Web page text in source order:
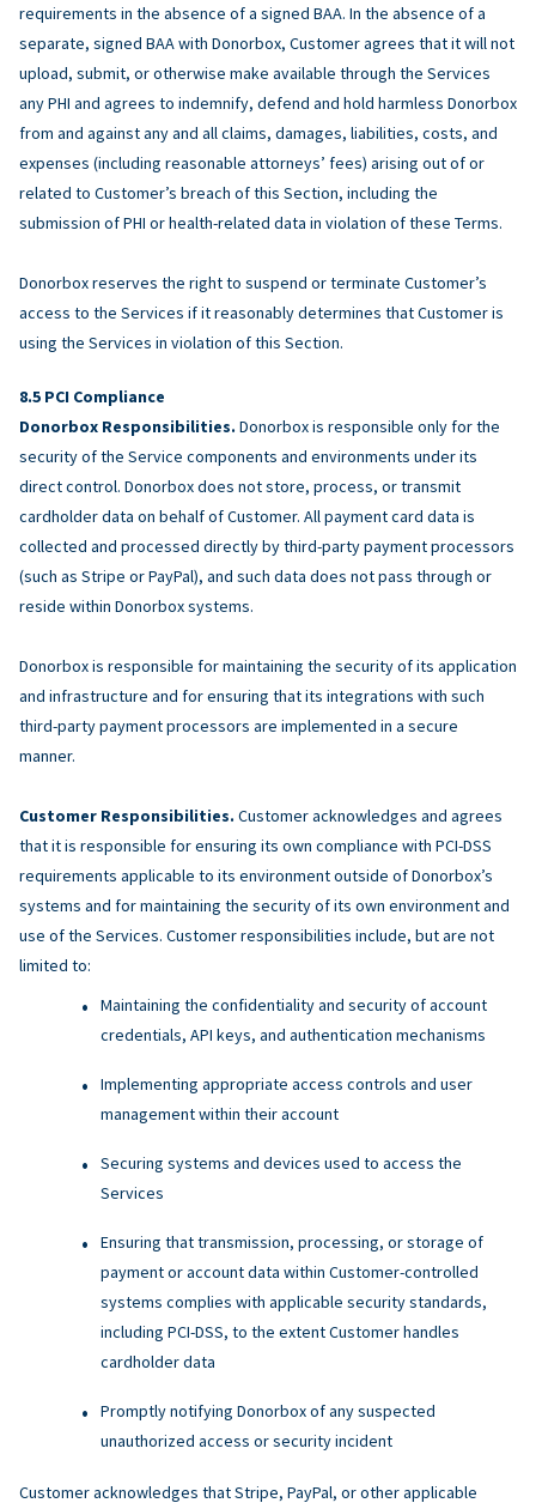
requirements in the absence of a signed BAA. In the absence of a
separate, signed BAA with Donorbox, Customer agrees that it will not
upload, submit, or otherwise make available through the Services
any PHI and agrees to indemnify, defend and hold harmless Donorbox
from and against any and all claims, damages, liabilities, costs, and
expenses (including reasonable attorneys’ fees) arising out of or
related to Customer’s breach of this Section, including the
submission of PHI or health-related data in violation of these Terms.
Donorbox reserves the right to suspend or terminate Customer’s
access to the Services if it reasonably determines that Customer is
using the Services in violation of this Section.
PCI Compliance
Donorbox Responsibilities. Donorbox is responsible only for the
security of the Service components and environments under its
direct control. Donorbox does not store, process, or transmit
cardholder data on behalf of Customer. All payment card data is
collected and processed directly by third-party payment processors
(such as Stripe or PayPal), and such data does not pass through or
reside within Donorbox systems.
Donorbox is responsible for maintaining the security of its application
and infrastructure and for ensuring that its integrations with such
third-party payment processors are implemented in a secure
manner.
Customer Responsibilities. Customer acknowledges and agrees
that it is responsible for ensuring its own compliance with PCI-DSS
requirements applicable to its environment outside of Donorbox’s
systems and for maintaining the security of its own environment and
use of the Services. Customer responsibilities include, but are not
limited to:
Maintaining the confidentiality and security of account
credentials, API keys, and authentication mechanisms
Implementing appropriate access controls and user
management within their account
Securing systems and devices used to access the
Services
Ensuring that transmission, processing, or storage of
payment or account data within Customer-controlled
systems complies with applicable security standards,
including PCI-DSS, to the extent Customer handles
cardholder data
Promptly notifying Donorbox of any suspected
unauthorized access or security incident
Customer acknowledges that Stripe, PayPal, or other applicable